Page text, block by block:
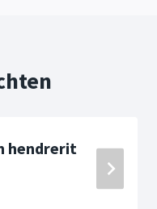
hendrerit